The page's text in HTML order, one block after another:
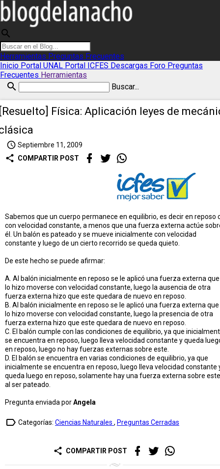
search
Herramientas Preguntas Frecuentes
Inicio Portal UNAL Portal ICFES Descargas Foro Preguntas
Frecuentes Herramientas
search Buscar...
Física: Aplicación leyes de
access_time Septiembre 11, 2009
share COMPARTIR POST
Sabemos que un cuerpo permanece en equilibrio, es decir en reposo
con velocidad constante, a menos que una fuerza externa actúe
él. Un balón es pateado y se mueve inicialmente con velocidad
constante y luego de un cierto recorrido se queda quieto.
De este hecho se puede afirmar:
A. Al balón inicialmente en reposo se le aplicó una fuerza externa que
lo hizo moverse con velocidad constante, luego la ausencia de otra
fuerza externa hizo que este quedara de nuevo en reposo.
B. Al balón inicialmente en reposo se le aplicó una fuerza externa que
lo hizo moverse con velocidad constante, luego la presencia de otra
fuerza externa hizo que este quedara de nuevo en reposo.
C. El balón cumple con las condiciones de equilibrio, ya que
se encuentra en reposo, luego lleva velocidad constante y queda
en reposo, luego no hay fuerzas externas sobre este.
D. El balón se encuentra en varias condiciones de equilibrio, ya que
inicialmente se encuentra en reposo, luego lleva velocidad constante
queda luego en reposo, solamente hay una fuerza externa sobre este
al ser pateado.
Pregunta enviada porAngela
label_outline Categorías: Ciencias Naturales , Preguntas Cerradas
share COMPARTIR POST